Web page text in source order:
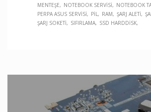
MENTEŞE
NOTEBOOK SERVISI
NOTEBOOK
PERPA ASUS SERVISI
PIL RAM ŞARJ ALETI
ŞARJ SOKETI
SIFIRLAMA SSD HARDDISK